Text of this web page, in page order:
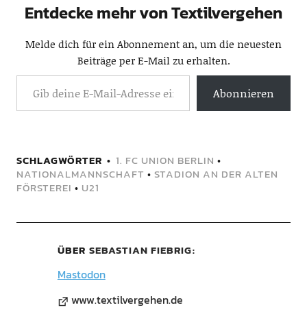
Entdecke mehr von Textilvergehen
Melde dich für ein Abonnement an, um die neuesten
Beiträge per E-Mail zu erhalten.
Abonnieren
SCHLAGWÖRTER 1. FC UNION BERLIN •
NATIONALMANNSCHAFT • STADION AN DER ALTEN
FÖRSTEREI • U21
ÜBER SEBASTIAN FIEBRIG
Mastodon
www.textilvergehen.de